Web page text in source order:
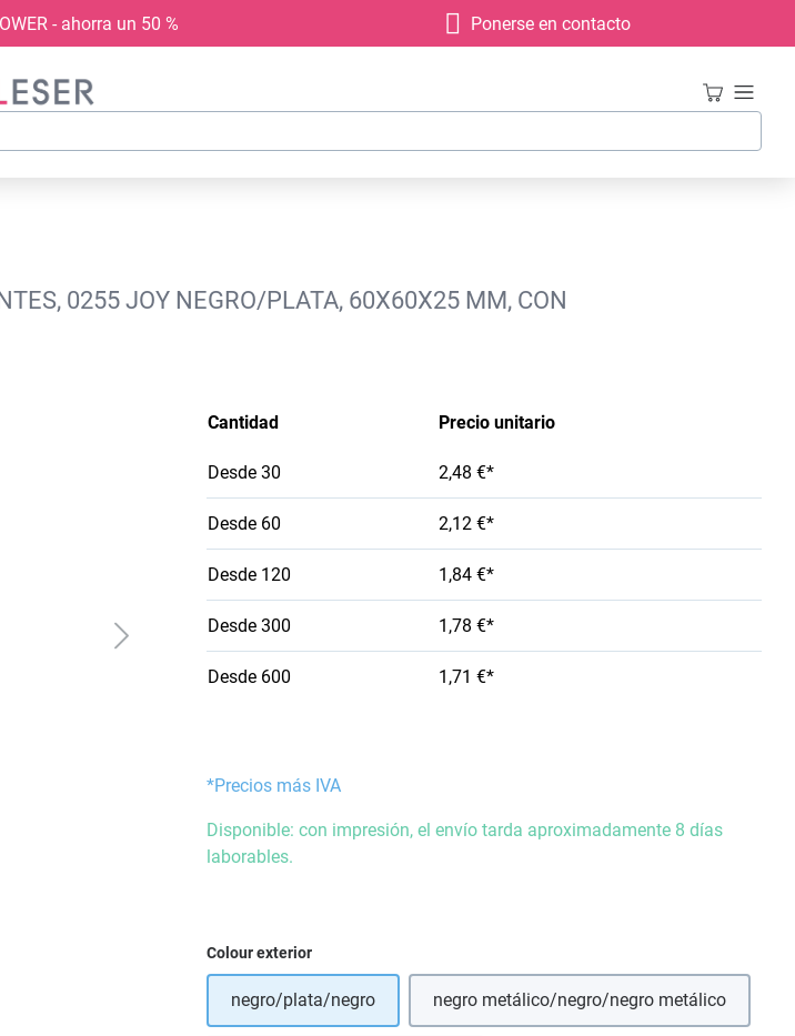
- ahorra un 50 % Ponerse en contacto
0255 JOY NEGRO/PLATA, 60X60X25 MM, CON
Cantidad Precio unitario
Desde 30 2,48 €*
Desde 60 2,12 €*
Desde 120 1,84 €*
Desde 300 1,78 €*
Desde 600 1,71 €*
*Precios más IVA
Disponible: con impresión, el envío tarda aproximadamente 8 días
laborables.
Seleccione
Colour exterior
negro/plata/negro negro metálico/negro/negro metálico